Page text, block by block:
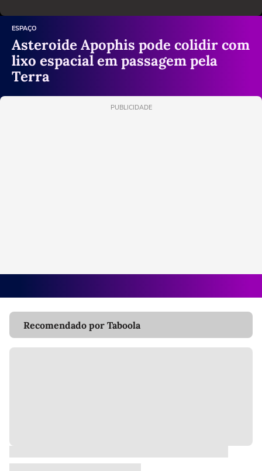
ESPAÇO
Asteroide Apophis pode colidir com
lixo espacial em passagem pela
Terra
PUBLICIDADE
Recomendado por Taboola